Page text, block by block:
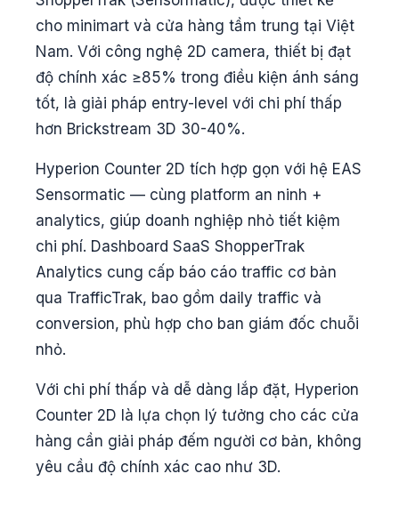
cho minimart và cửa hàng tầm trung tại Việt
Nam. Với công nghệ 2D camera, thiết bị đạt
độ chính xác ≥85% trong điều kiện ánh sáng
tốt, là giải pháp entry-level với chi phí thấp
hơn Brickstream 3D 30-40%.
Hyperion Counter 2D tích hợp gọn với hệ EAS
Sensormatic — cùng platform an ninh +
analytics, giúp doanh nghiệp nhỏ tiết kiệm
chi phí. Dashboard SaaS ShopperTrak
Analytics cung cấp báo cáo traffic cơ bản
qua TrafficTrak, bao gồm daily traffic và
conversion, phù hợp cho ban giám đốc chuỗi
nhỏ.
Với chi phí thấp và dễ dàng lắp đặt, Hyperion
Counter 2D là lựa chọn lý tưởng cho các cửa
hàng cần giải pháp đếm người cơ bản, không
yêu cầu độ chính xác cao như 3D.